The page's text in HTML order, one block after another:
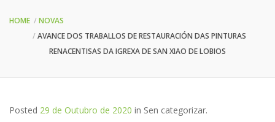
HOME
NOVAS
AVANCE DOS TRABALLOS DE RESTAURACIÓN DAS PINTURAS
RENACENTISAS DA IGREXA DE SAN XIAO DE LOBIOS
Posted 29 de Outubro de 2020 in Sen categorizar.